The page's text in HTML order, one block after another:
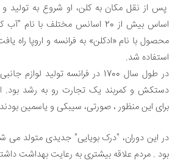
پس از نقل مکان به کلن، او شروع به تولید
اساس بیش از 20 اسانس مختلف با
محصول با نام «ادکلن» به فرانسه و اروپا راه
استفاده شد.
در طول سال 1700 در فرانسه تولید
دستکش و کمربند یک تجارت رو به رشد بود.
برای این منظور ، صورتی، سیبکی و یاسمین
در این دوران، "درک بویایی" جدیدی متولد
بود . مردم علاقه بیشتری به رعایت بهداشت